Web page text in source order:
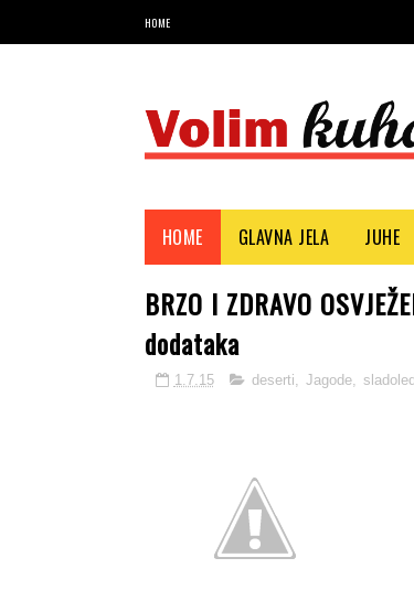
HOME
HOME GLAVNA JELA JUHE
BRZO I ZDRAVO
dodataka
1.7.15 deserti, Jagode, sladoled